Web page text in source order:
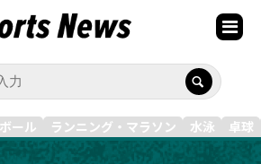
ール ランニング・マラソン 水泳 卓球